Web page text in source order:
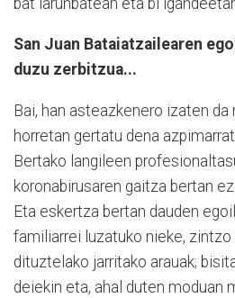
San Juan Bataiatzailearen
duzu zerbitzua...
Bai, han asteazkenero izaten
horretan gertatu dena
Bertako langileen
koronabirusaren gaitza bertan
Eta eskertza bertan dauden
familiarrei luzatuko nieke,
dituztelako jarritako arauak;
deiekin eta, ahal duten moduan